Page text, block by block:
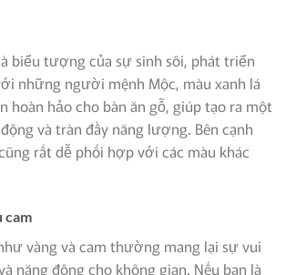
biểu tượng của sự sinh sôi, phát triển
những người mệnh Mộc, màu xanh lá
hoàn hảo cho bàn ăn gỗ, giúp tạo ra một
và tràn đầy năng lượng. Bên cạnh
rất dễ phối hợp với các màu khác
cam
vàng và cam thường mang lại sự vui
năng động cho không gian. Nếu bạn là